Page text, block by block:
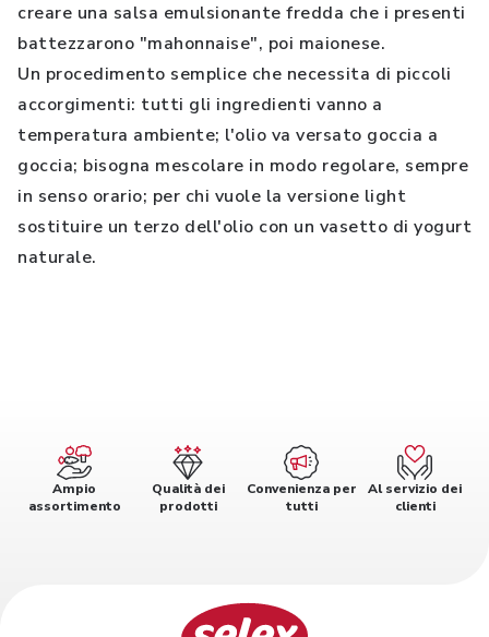
creare una salsa emulsionante fredda che i presenti
battezzarono "mahonnaise", poi maionese.
Un procedimento semplice che necessita di piccoli
accorgimenti: tutti gli ingredienti vanno a
temperatura ambiente; l'olio va versato goccia a
goccia; bisogna mescolare in modo regolare, sempre
in senso orario; per chi vuole la versione light
sostituire un terzo dell'olio con un vasetto di yogurt
naturale.
Ampio
assortimento
Qualità dei
prodotti
Convenienza per
tutti
Al servizio dei
clienti